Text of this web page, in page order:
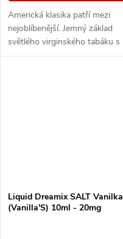
Americká klasika patří mezi
nejoblíbenější. Jemný základ
světlého virginského tabáku s
sebou nese nenápadné lehce
Liquid Dreamix SALT Vanilka
(Vanilla'S) 10ml - 20mg